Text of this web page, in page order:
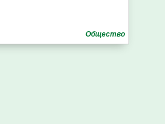
Общество